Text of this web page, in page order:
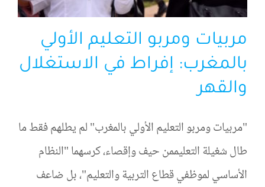
مربيات ومربو التعليم الأولي
بالمغرب: إفراط في الاستغلال
والقهر
"مربيات ومربو التعليم الأولي بالمغرب" لم يطلهم فقط ما
طال شغيلة التعليممن حيف وإقصاء، كرسهما "النظام
الأساسي لموظفي قطاع التربية والتعليم"، بل ضاعف